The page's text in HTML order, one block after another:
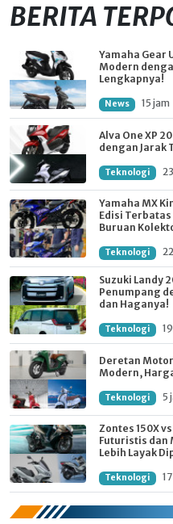
BERITA
Yamaha Gear
Modern
Lengkapnya!
News 15 jam
Alva One XP
dengan Jarak
Teknologi
Yamaha MX
Edisi Terbatas
Buruan
Teknologi
Suzuki Landy
Penumpang
dan Haganya!
Teknologi
Deretan
Modern,
Teknologi 5
Zontes 150X
Futuristis dan
Lebih Layak
Teknologi